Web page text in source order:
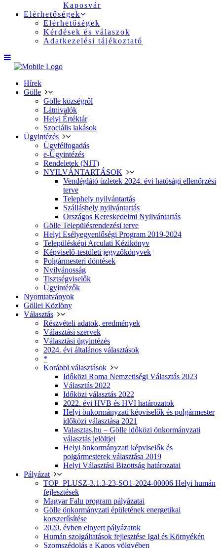
Kaposvár
Elérhetőségek
Elérhetőségek
Kérdések és válaszok
Adatkezelési tájékoztató
Hírek
Gölle
Gölle községről
Látnivalók
Helyi Értéktár
Szociális lakások
Ügyintézés
Ügyfélfogadás
e-Ügyintézés
Rendeletek (NJT)
NYILVÁNTARTÁSOK
Vendéglátó üzletek 2024. évi hatósági ellenőrzési
terve
Telephely nyilvántartás
Szálláshely nyilvántartás
Országos Kereskedelmi Nyilvántartás
Gölle Településrendezési terve
Helyi Esélyegyenlőségi Program 2019-2024
Településképi Arculati Kézikönyv
Képviselő-testületi jegyzőkönyvek
Polgármesteri döntések
Nyilvánosság
Tisztségviselők
Ügyintézők
Nyomtatványok
Göllei Közlöny
Választás
Részvételi adatok, eredmények
Választási szervek
Választási ügyintézés
2024. évi általános választások
*
Korábbi választások
Időközi Roma Nemzetiségi Választás 2023
Választás 2022
Időközi választás 2022
2022. évi HVB és HVI határozatok
Helyi önkormányzati képviselők és polgármester
időközi választása 2021
Valasztas.hu – Gölle időközi önkormányzati
választás jelöltjei
Helyi önkormányzati képviselők és
polgármesterek választása 2019
Helyi Választási Bizottság határozatai
Pályázat
TOP_PLUSZ-3.1.3-23-SO1-2024-00006 Helyi humán
fejlesztések
Magyar Falu program pályázatai
Gölle önkormányzati épületének energetikai
korszerűsítése
2020. évben elnyert pályázatok
Humán szolgáltatások fejlesztése Igal és Környékén
Szomszédolás a Kapos völgyében